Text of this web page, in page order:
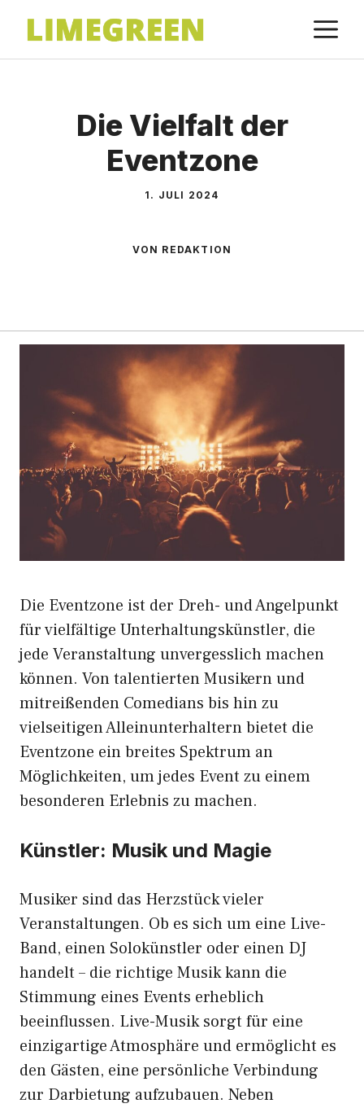
Inhalt
springen
Die Vielfalt der
Eventzone
1. JULI 2024
VON REDAKTION
Die Eventzone ist der Dreh- und Angelpunkt
für vielfältige Unterhaltungskünstler, die
jede Veranstaltung unvergesslich machen
können. Von talentierten Musikern und
mitreißenden Comedians bis hin zu
vielseitigen Alleinunterhaltern bietet die
Eventzone ein breites Spektrum an
Möglichkeiten, um jedes Event zu einem
besonderen Erlebnis zu machen.
Künstler: Musik und Magie
Musiker sind das Herzstück vieler
Veranstaltungen. Ob es sich um eine Live-
Band, einen Solokünstler oder einen DJ
handelt – die richtige Musik kann die
Stimmung eines Events erheblich
beeinflussen. Live-Musik sorgt für eine
einzigartige Atmosphäre und ermöglicht es
den Gästen, eine persönliche Verbindung
zur Darbietung aufzubauen. Neben